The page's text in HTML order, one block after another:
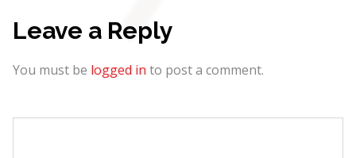
Leave a Reply
You must be logged in to post a comment.